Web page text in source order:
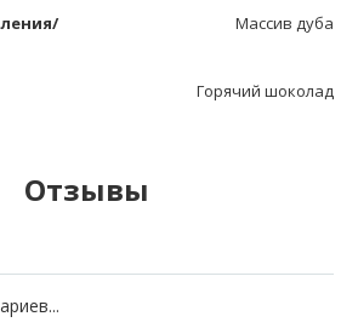
Массив дуба
Горячий шоколад
Отзывы